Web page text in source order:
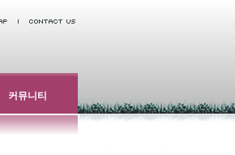
커뮤니티